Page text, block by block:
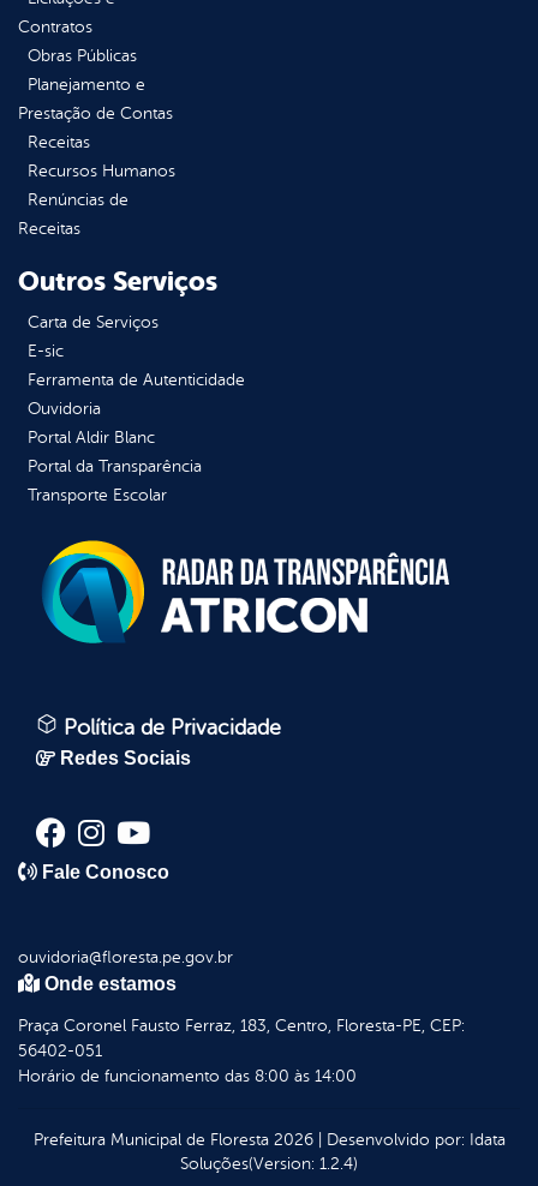
Contratos
Obras Públicas
Planejamento e
Prestação de Contas
Receitas
Recursos Humanos
Renúncias de
Receitas
Outros Serviços
Carta de Serviços
E-sic
Ferramenta de Autenticidade
Ouvidoria
Portal Aldir Blanc
Portal da Transparência
Transporte Escolar
Política de Privacidade
Redes Sociais
Fale Conosco
ouvidoria@floresta.pe.gov.br
Onde estamos
Praça Coronel Fausto Ferraz, 183, Centro, Floresta-PE, CEP:
56402-051
Horário de funcionamento das 8:00 às 14:00
Prefeitura Municipal de Floresta2026| Desenvolvido por: Idata
Soluções(Version: 1.2.4)